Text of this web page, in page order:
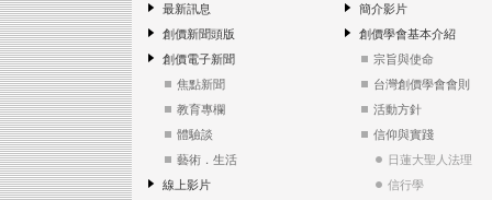
最新訊息
創價新聞頭版
創價電子新聞
焦點新聞
教育專欄
體驗談
藝術．生活
線上影片
簡介影片
創價學會基本介紹
宗旨與使命
台灣創價學會會則
活動方針
信仰與實踐
日蓮大聖人法理
信行學